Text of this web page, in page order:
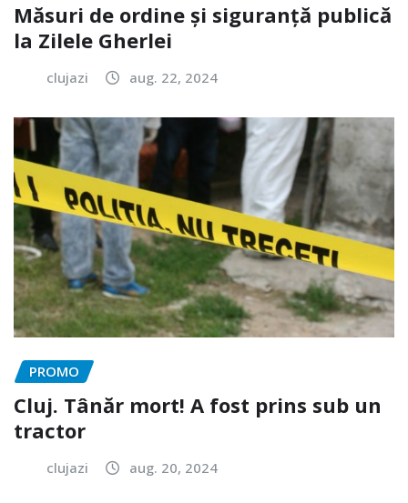
Măsuri de ordine și siguranță publică
la Zilele Gherlei
clujazi aug. 22, 2024
PROMO
Cluj. Tânăr mort! A fost prins sub un
tractor
clujazi aug. 20, 2024